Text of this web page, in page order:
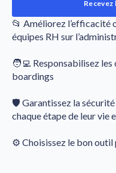
Recevez
📂 Améliorez l’efficacité
équipes RH sur
🧑‍💻 Responsabilisez
boardings
🛡️ Garantissez la sécurité
chaque étape de leur vie
⚙️ Choisissez le bon outil